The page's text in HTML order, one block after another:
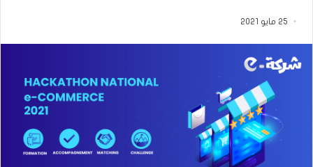
25 مايو 2021